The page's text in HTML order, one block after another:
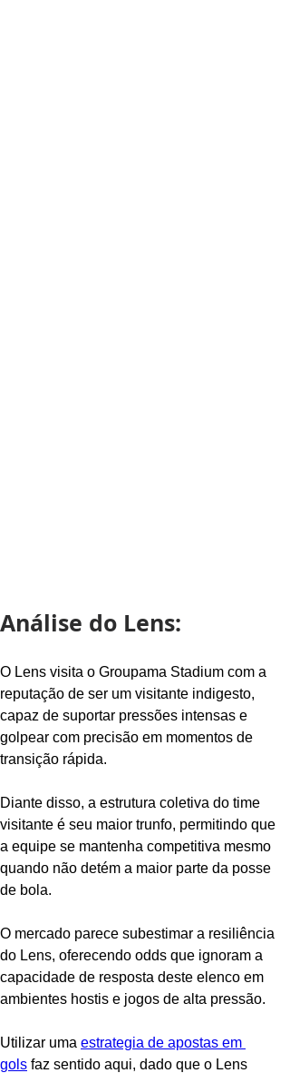
Análise do Lens:
O Lens visita o Groupama Stadium com a
reputação de ser um visitante indigesto,
capaz de suportar pressões intensas e
golpear com precisão em momentos de
transição rápida.
Diante disso, a estrutura coletiva do time
visitante é seu maior trunfo, permitindo que
a equipe se mantenha competitiva mesmo
quando não detém a maior parte da posse
de bola.
O mercado parece subestimar a resiliência
do Lens, oferecendo odds que ignoram a
capacidade de resposta deste elenco em
ambientes hostis e jogos de alta pressão.
Utilizar uma estrategia de apostas em
gols faz sentido aqui, dado que o Lens